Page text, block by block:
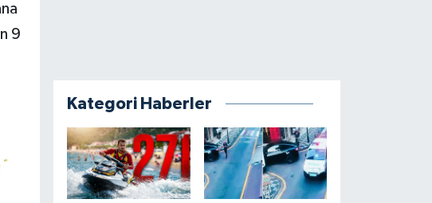
9
Kategori Haberler